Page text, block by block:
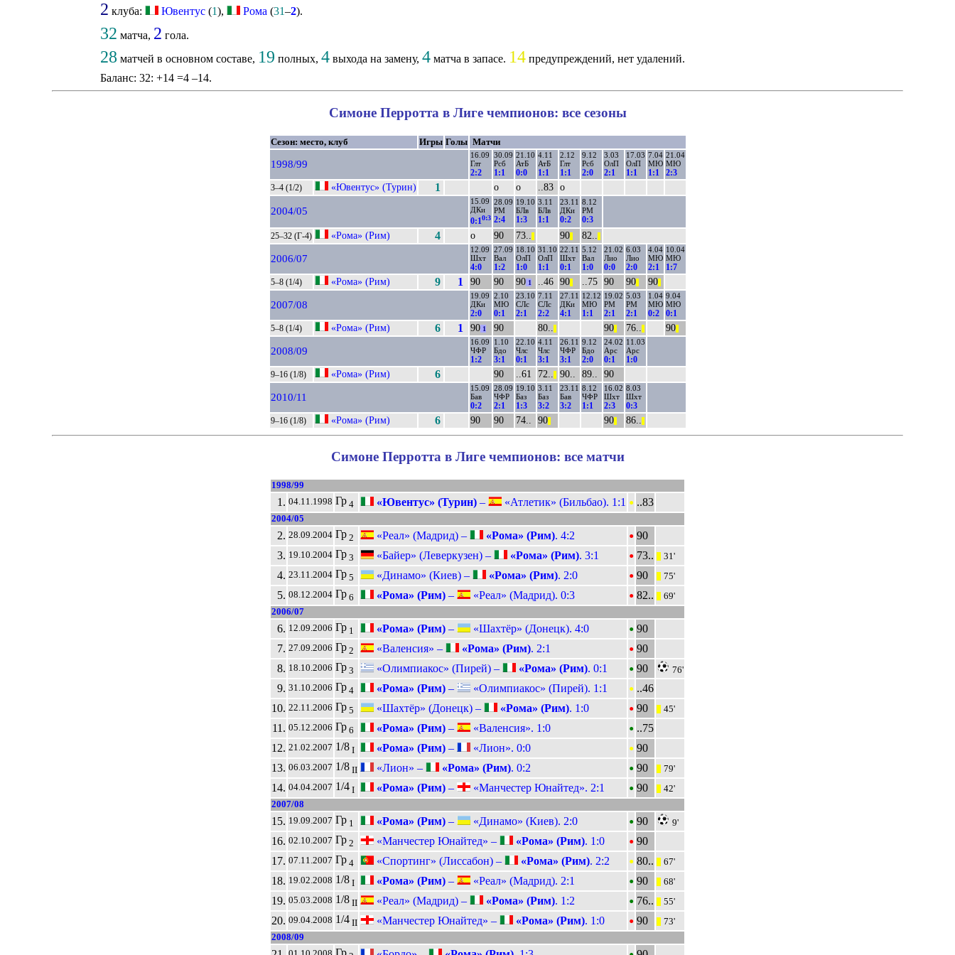
2 клуба: Ювентус(1), Рома (31–2).
32 матча, 2 гола.
28 матчей в основном составе, 19 полных, 4выхода на замену, 4матча в запасе. 14предупреждений, нет удалений.
Баланс: 32: +14 =4 –14.
Симоне Перротта в Лиге чемпионов: все сезоны
Сезон: место, клуб Игры Голы Матчи
1998/99
16.09
Глт
2:2
30.09
Рсб
1:1
21.10
АтБ
0:0
4.11
АтБ
1:1
2.12
Глт
1:1
9.12
Рсб
2:0
3.03
ОлП
2:1
17.03
ОлП
1:1
7.04
МЮ
1:1
21.04
МЮ
2:3
3–4 (1/2) «Ювентус» (Турин) 1 о о ..83 о
2004/05
15.09
ДКи
0:10:3
28.09
РМ
2:4
19.10
БЛв
1:3
3.11
БЛв
1:1
23.11
ДКи
0:2
8.12
РМ
0:3
25–32 (Г-4) «Рома» (Рим) 4 о 90 73.. 90|| 82..
2006/07
12.09
Шхт
4:0
27.09
Вал
1:2
18.10
ОлП
1:0
31.10
ОлП
1:1
22.11
Шхт
0:1
5.12
Вал
1:0
21.02
Лио
0:0
6.03
Лио
2:0
4.04
МЮ
2:1
10.04
МЮ
1:7
5–8 (1/4) «Рома» (Рим) 9 1 90 90 901 ..46 90|| ..75 90 90|| 90||
2007/08
19.09
ДКи
2:0
2.10
МЮ
0:1
23.10
СЛс
2:1
7.11
СЛс
2:2
27.11
ДКи
4:1
12.12
МЮ
1:1
19.02
РМ
2:1
5.03
РМ
2:1
1.04
МЮ
0:2
9.04
МЮ
0:1
5–8 (1/4) «Рома» (Рим) 6 1 901 90 80.. 90|| 76.. 90||
2008/09
16.09
ЧФР
1:2
1.10
Бдо
3:1
22.10
Члс
0:1
4.11
Члс
3:1
26.11
ЧФР
3:1
9.12
Бдо
2:0
24.02
Арс
0:1
11.03
Арс
1:0
9–16 (1/8) «Рома» (Рим) 6 90 ..61 72.. 90.. 89.. 90
2010/11
15.09
Бав
0:2
28.09
ЧФР
2:1
19.10
Баз
1:3
3.11
Баз
3:2
23.11
Бав
3:2
8.12
ЧФР
1:1
16.02
Шхт
2:3
8.03
Шхт
0:3
9–16 (1/8) «Рома» (Рим) 6 90 90 74.. 90|| 90|| 86..
Симоне Перротта в Лиге чемпионов: все матчи
1998/99
1. 04.11.1998 Гр 4 «Ювентус» (Турин) – «Атлетик» (Бильбао). 1:1 • ..83
2004/05
2. 28.09.2004 Гр 2 «Реал» (Мадрид) – «Рома» (Рим). 4:2 • 90
3. 19.10.2004 Гр 3 «Байер» (Леверкузен) – «Рома» (Рим). 3:1 • 73.. 31'
4. 23.11.2004 Гр 5 «Динамо» (Киев) – «Рома» (Рим). 2:0 • 90 75'
5. 08.12.2004 Гр 6 «Рома» (Рим) – «Реал» (Мадрид). 0:3 • 82..
69'
2006/07
6. 12.09.2006 Гр 1 «Рома» (Рим) – «Шахтёр» (Донецк). 4:0 • 90
7. 27.09.2006 Гр 2 «Валенсия» – «Рома» (Рим). 2:1 • 90
8. 18.10.2006 Гр 3 «Олимпиакос» (Пирей) – «Рома» (Рим). 0:1 • 90 76'
9. 31.10.2006 Гр 4 «Рома» (Рим) – «Олимпиакос» (Пирей). 1:1 • ..46
10. 22.11.2006 Гр 5 «Шахтёр» (Донецк) – «Рома» (Рим). 1:0 • 90 45'
11. 05.12.2006 Гр 6 «Рома» (Рим) – «Валенсия». 1:0 • ..75
12. 21.02.2007 1/8 I «Рома» (Рим) – «Лион». 0:0 • 90
13. 06.03.2007 1/8 II «Лион» – «Рома» (Рим). 0:2 • 90 79'
14. 04.04.2007 1/4 I «Рома» (Рим) – «Манчестер Юнайтед». 2:1 • 90
42'
2007/08
15. 19.09.2007 Гр 1 «Рома» (Рим) – «Динамо» (Киев). 2:0 • 90 9'
16. 02.10.2007 Гр 2 «Манчестер Юнайтед» – «Рома» (Рим). 1:0 • 90
17. 07.11.2007 Гр 4 «Спортинг» (Лиссабон) – «Рома» (Рим). 2:2 • 80.. 67'
18. 19.02.2008 1/8 I «Рома» (Рим) – «Реал» (Мадрид). 2:1 • 90 68'
19. 05.03.2008 1/8 II «Реал» (Мадрид) – «Рома» (Рим). 1:2 • 76.. 55'
20. 09.04.2008 1/4 II «Манчестер Юнайтед» – «Рома» (Рим). 1:0 • 90
73'
2008/09
Гр